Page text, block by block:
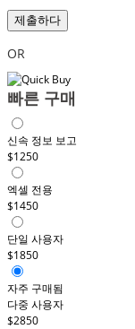
제출하다
OR
빠른 구매
신속 정보 보고
$1250
엑셀 전용
$1450
단일 사용자
$1850
자주 구매됨
다중 사용자
$2850